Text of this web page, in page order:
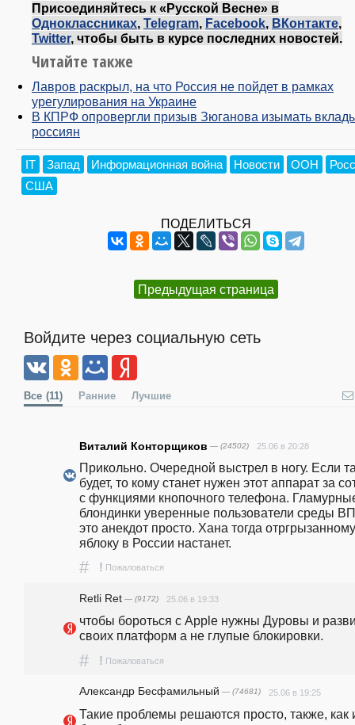
Присоединяйтесь к «Русской Весне» в
Одноклассниках, Telegram, Facebook, ВКонтакте,
Twitter, чтобы быть в курсе последних новостей.
Читайте также
Лавров раскрыл, на что Россия не пойдет в рамках
урегулирования на Украине
В КПРФ опровергли призыв Зюганова изымать
россиян
IT Запад Информационная война Новости ООН
США
ПОДЕЛИТЬСЯ
Предыдущая страница
Войдите через социальную сеть
Все (11) Ранние Лучшие
Виталий Конторщиков — (24502) 25.06 в 20:28
Прикольно. Очередной выстрел в ногу. Если
будет, то кому станет нужен этот аппарат за
с функциями кнопочного телефона.
блондинки уверенные пользователи среды
это анекдот просто. Хана тогда отргрызанному
яблоку в России настанет.
# ! Пожаловаться
Retli Ret — (9172) 25.06 в 19:33
чтобы бороться с Apple нужны Дуровы и
своих платформ а не глупые блокировки.
# ! Пожаловаться
Александр Бесфамильный — (74681) 25.06 в 19:25
Такие проблемы решаются просто, также, как